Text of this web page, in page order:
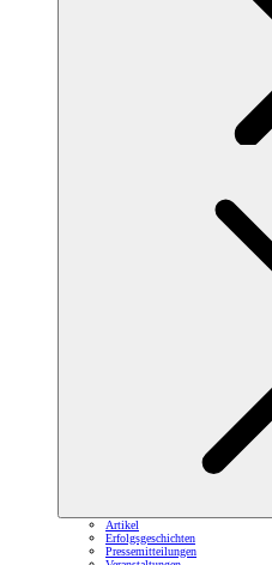
Artikel
Erfolgsgeschichten
Pressemitteilungen